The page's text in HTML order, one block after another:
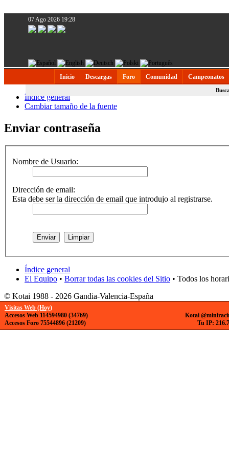
07 Ago 2026 19:28
Inicio Descargas Foro Comunidad Campeonatos
Índice general
Cambiar tamaño de la fuente
Enviar contraseña
Nombre de Usuario:
Dirección de email:
Esta debe ser la dirección de email que introdujo al registrarse.
Índice general
El Equipo • Borrar todas las cookies del Sitio • Todos los
© Kotai 1988 - 2026 Gandia-Valencia-España
Visitas Web (Hoy)
Accesos Web 114594980 (34769)
Accesos Foro 75544896 (21209)
Kotai
Tu IP: